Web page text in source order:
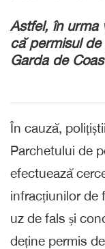
Astfel, în urma
că permisul
Garda de
În cauză,
Parchetului de
efectuează
infracțiunilor de
uz de fals și
deține permis